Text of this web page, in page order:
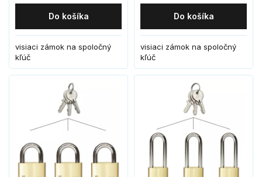
Do košíka
visiaci zámok na spoločný
kľúč
Do košíka
visiaci zámok na spoločný
kľúč